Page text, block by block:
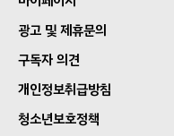
광고 및 제휴문의
구독자 의견
개인정보취급방침
청소년보호정책